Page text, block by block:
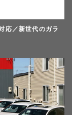
応／新世代のガラ